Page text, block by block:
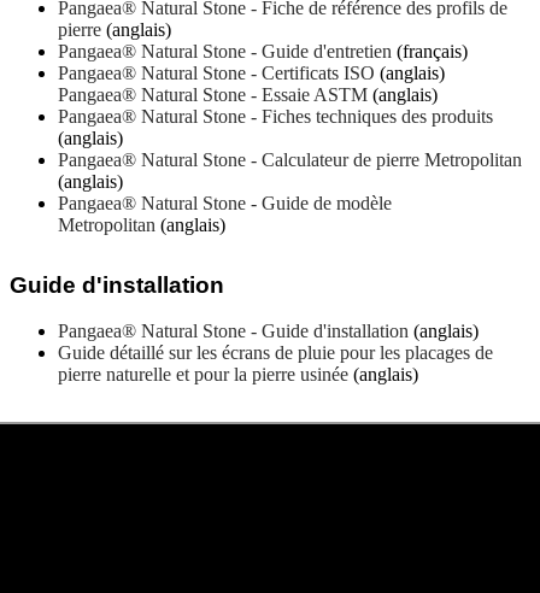
Pangaea® Natural Stone - Fiche de référence des profils de
pierre (anglais)
Pangaea® Natural Stone - Guide d'entretien (français)
Pangaea® Natural Stone - Certificats ISO (anglais)
Pangaea® Natural Stone - Essaie ASTM (anglais)
Pangaea® Natural Stone - Fiches techniques des produits
(anglais)
Pangaea® Natural Stone - Calculateur de pierre Metropolitan
(anglais)
Pangaea® Natural Stone - Guide de modèle
Metropolitan (anglais)
Guide d'installation
Pangaea® Natural Stone - Guide d'installation (anglais)
Guide détaillé sur les écrans de pluie pour les placages de
pierre naturelle et pour la pierre usinée (anglais)